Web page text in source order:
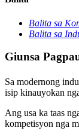
Balita sa
Balita sa
Giunsa
Sa modernong
isip kinauyokan
Ang usa ka taas
kompetisyon nga